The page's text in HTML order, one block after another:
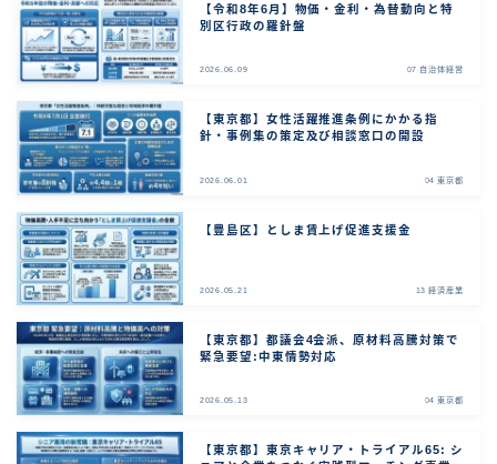
【令和8年6月】物価・金利・為替動向と特
別区行政の羅針盤
2026.06.09 07 自治体経営
【東京都】女性活躍推進条例にかかる指
針・事例集の策定及び相談窓口の開設
2026.06.01 04 東京都
【豊島区】としま賃上げ促進支援金
2026.05.21 13 経済産業
【東京都】都議会4会派、原材料高騰対策で
緊急要望:中東情勢対応
2026.05.13 04 東京都
【東京都】東京キャリア・トライアル65: シ